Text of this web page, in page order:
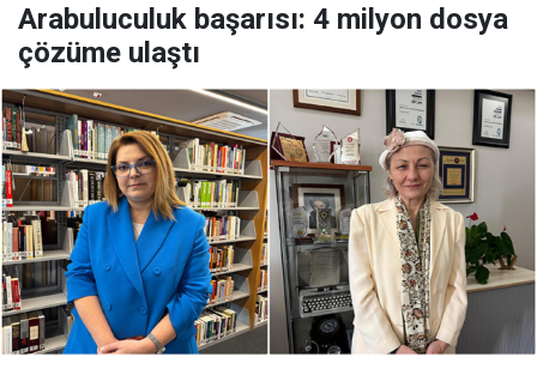
Arabuluculuk başarısı: 4 milyon dosya
çözüme ulaştı